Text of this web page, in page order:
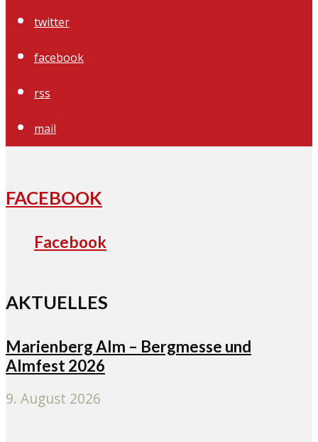
twitter
facebook
rss
mail
FACEBOOK
Facebook
AKTUELLES
Marienberg Alm – Bergmesse und
Almfest 2026
9. August 2026